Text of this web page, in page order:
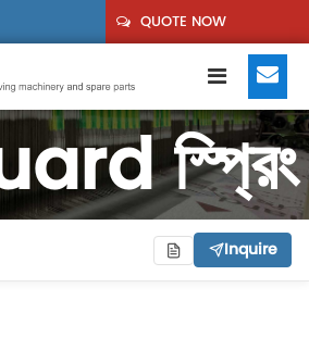
QUOTE NOW
স্প্রিং
Inquire